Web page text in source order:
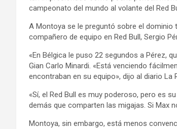
campeonato del mundo al volante del Red
A Montoya se le preguntó sobre el
compañero de equipo en Red Bull, Sergio
«En Bélgica le puso 22 segundos a Pérez,
Gian Carlo Minardi. «Está venciendo
encontraban en su equipo», dijo al diario La
«Sí, el Red Bull es muy poderoso, pero es
demás que comparten las migajas. Si Max
Montoya, sin embargo, está menos